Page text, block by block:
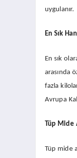
uygulanır.
En Sık
En sık
arasında
fazla
Avrupa
Tüp Mide
Tüp mide